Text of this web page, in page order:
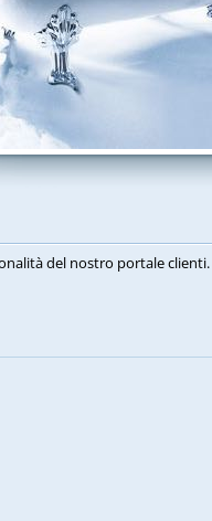
del nostro portale clienti.